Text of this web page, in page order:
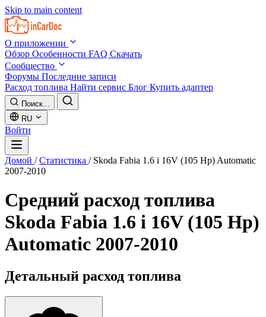
Skip to main content
О приложении
Обзор Особенности FAQ Скачать
Сообщество
Форумы Последние записи
Расход топлива Найти сервис Блог Купить адаптер
Поиск...
RU
Войти
Домой / Статистика / Skoda Fabia 1.6 i 16V (105 Hp) Automatic
2007-2010
Средний расход топлива
Skoda Fabia 1.6 i 16V (105 Hp)
Automatic 2007-2010
Детальный расход топлива